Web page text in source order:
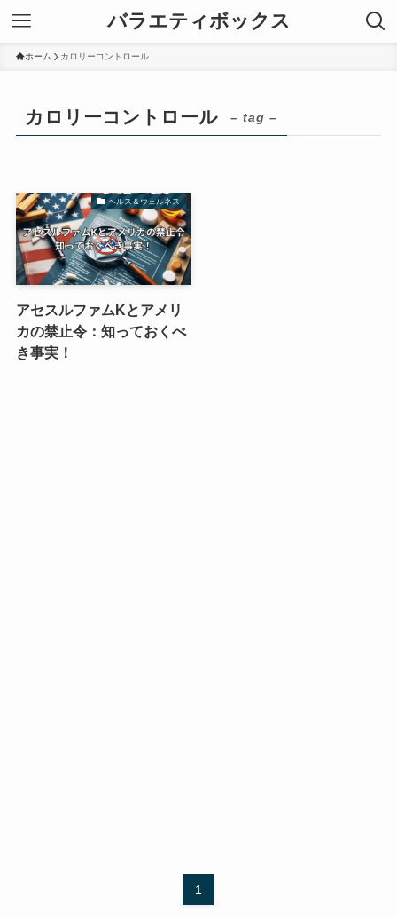
バラエティボックス
ホーム カロリーコントロール
カロリーコントロール – tag –
ヘルス＆ウェルネス
アセスルファムKとアメリ
カの禁止令：知っておくべ
き事実！
1